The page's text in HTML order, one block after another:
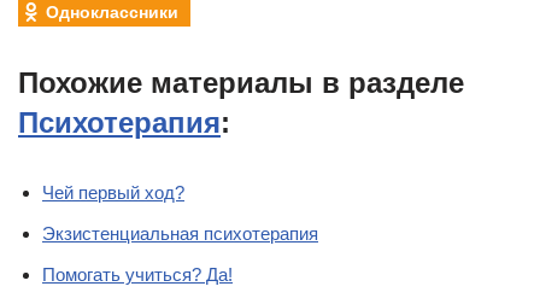
Одноклассники
Похожие материалы в разделе
Психотерапия:
Чей первый ход?
Экзистенциальная психотерапия
Помогать учиться? Да!